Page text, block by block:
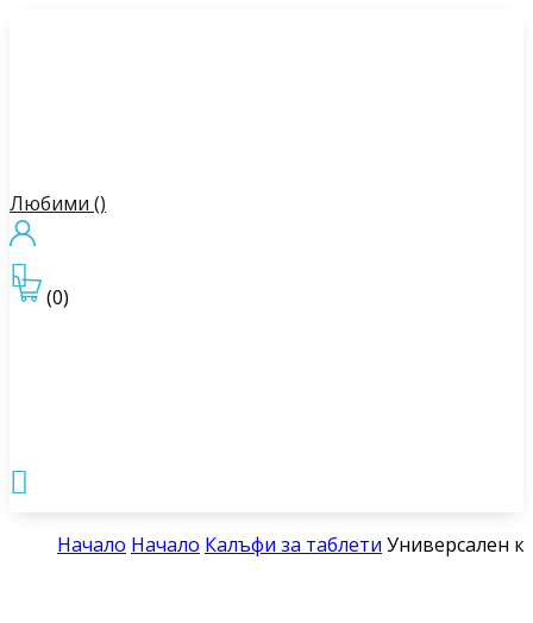
Любими ()
(0)


Начало Начало Калъфи за таблети Универсален